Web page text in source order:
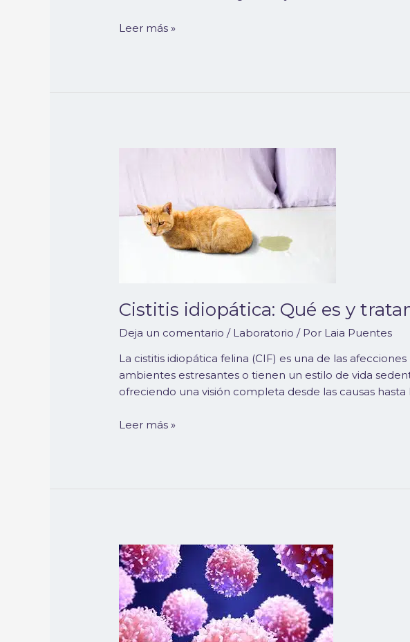
Leer más »
Cistitis idiopática: Qué es y
Deja un comentario / Laboratorio / Por Laia Puentes
La cistitis idiopática felina (CIF) es una de las
ambientes estresantes o tienen un estilo de vida
ofreciendo una visión completa desde las causas
tratamiento
Leer más »
Gamma-
Globulinas
en
perros
y
gatos: